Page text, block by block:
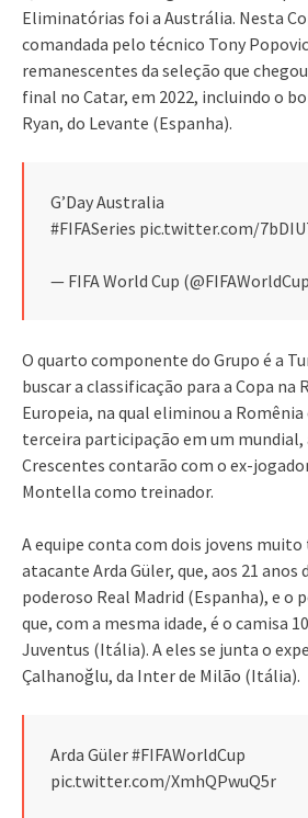
Eliminatórias foi a Austrália. Nesta
comandada pelo técnico Tony
remanescentes da seleção que
final no Catar, em 2022, incluindo o
Ryan, do Levante (Espanha).
G’Day Australia
#FIFASeries pic.twitter.com/
— FIFA World Cup
O quarto componente do Grupo é a
buscar a classificação para a Copa na
Europeia, na qual eliminou a Romênia
terceira participação em um mundial,
Crescentes contarão com o ex-
Montella como treinador.
A equipe conta com dois jovens
atacante Arda Güler, que, aos 21 anos
poderoso Real Madrid (Espanha), e o
que, com a mesma idade, é o camisa
Juventus (Itália). A eles se junta o
Çalhanoğlu, da Inter de Milão (Itália).
Arda Güler #FIFAWorldCup
pic.twitter.com/XmhQPwuQ5r